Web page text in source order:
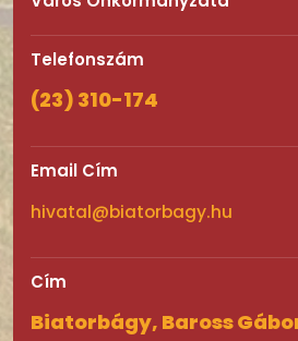
Telefonszám
(23) 310-174
Email Cím
hivatal@biatorbagy.hu
Cím
Biatorbágy, Baross